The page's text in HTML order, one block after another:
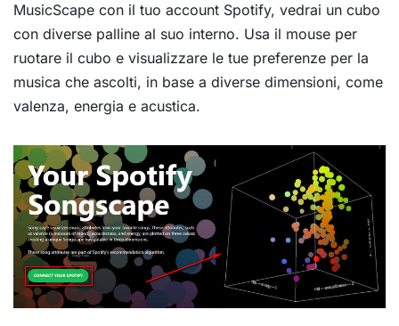
MusicScape con il tuo account Spotify, vedrai un cubo
con diverse palline al suo interno. Usa il mouse per
ruotare il cubo e visualizzare le tue preferenze per la
musica che ascolti, in base a diverse dimensioni, come
valenza, energia e acustica.